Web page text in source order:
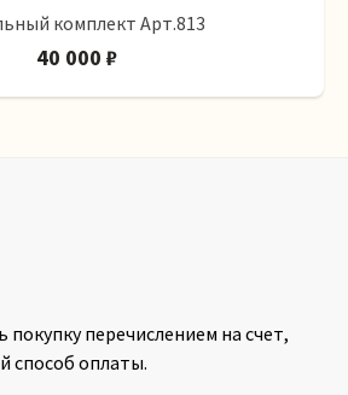
комплект Арт.813
40 000 ₽
перечислением на счет,
способ оплаты.